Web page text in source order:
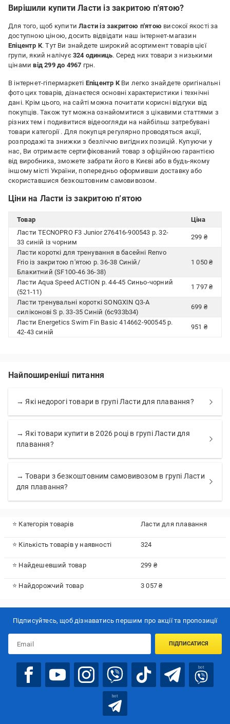
Вирішили купити Ласти із закритою п'ятою?
Для того, щоб купитиЛасти із закритою п'ятою високої якості за
доступною ціною, досить відвідати наш інтернет-магазин
Епіцентр К. Тут Ви знайдете широкий асортимент товарів цієї
групи, який налічує 324 одиниць. Серед них товари з низькими
цінамивід 299 до 4967 грн.
В інтернет-гіпермаркеті Епіцентр КВи легко знайдете оригінальні
фото цих товарів, дізнаєтеся основні характеристики і технічні
дані. Крім цього, на сайті можна почитати корисні відгуки від
покупців. Також тут можна ознайомитися з цікавими статтями з
різних тем і подивитися відеоогляди на найбільш затребувані
товари категорії . Для покупця регулярно проводяться акції,
розпродажі та знижки з безліччю вигідних позицій. Купуючи у
нас, Ви отримаєте сертифікований товар з офіційною гарантією
від виробника, зможете забрати його в Києві або в будь-якому
іншому місті України, попередньо оформивши доставку або
скориставшися безкоштовним самовивозом.
Ціни на Ласти із закритою п'ятою
Товар
Ціна
Ласти TECNOPRO F3 Junior 276416-900543 р. 32-
33 синій із чорним
299 ₴
Ласти короткі для тренування в басейні Renvo
Frio із закритою п'ятою р. 36-38 Синій/
Блакитний (SF100-46 36-38)
1 050 ₴
Ласти Aqua Speed ACTION р. 44-45 Синьо-чорний
(521-11)
1 797 ₴
Ласти тренувальні короткі SONGXIN Q3-A
силіконові S р. 33-35 Синій (6c933b34)
699 ₴
Ласти Energetics Swim Fin Basic 414662-900545 р.
42-43 синій
951 ₴
Найпоширеніші питання
→ Які недорогі товари в групі Ласти для плавання?
→ Які товари купити в 2026 році в групі Ласти для
плавання?
→ Товари з безкоштовним самовивозом в групі Ласти
для плавання?
⭐ Категорія товарів Ласти для плавання
⭐ Кількість товарів у наявності 324
⭐ Найдешевший товар 299 ₴
⭐ Найдорожчий товар 3 057 ₴
Підписуйтесь, щоб дізнаватись першим про акції та пропозиції
ПІДПИСАТИСЯ
bot
bot